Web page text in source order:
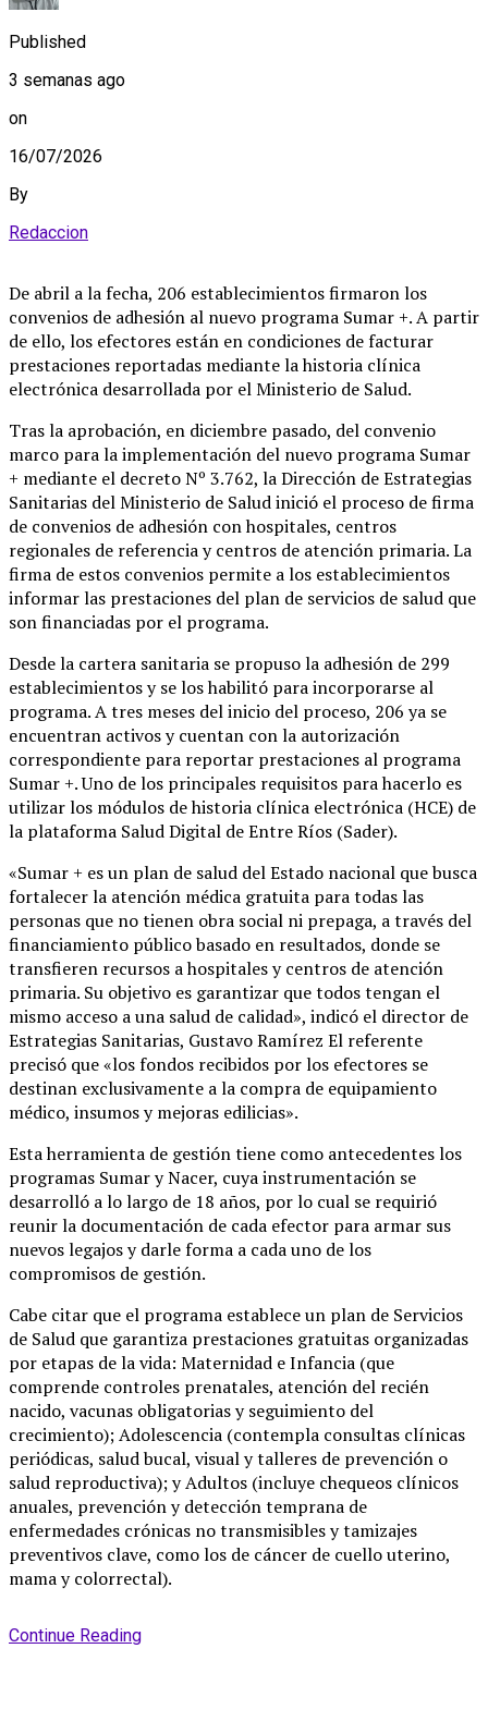
Published
3 semanas ago
on
16/07/2026
By
Redaccion
De abril a la fecha, 206 establecimientos firmaron los
convenios de adhesión al nuevo programa Sumar +. A partir
de ello, los efectores están en condiciones de facturar
prestaciones reportadas mediante la historia clínica
electrónica desarrollada por el Ministerio de Salud.
Tras la aprobación, en diciembre pasado, del convenio
marco para la implementación del nuevo programa Sumar
+ mediante el decreto Nº 3.762, la Dirección de Estrategias
Sanitarias del Ministerio de Salud inició el proceso de firma
de convenios de adhesión con hospitales, centros
regionales de referencia y centros de atención primaria. La
firma de estos convenios permite a los establecimientos
informar las prestaciones del plan de servicios de salud que
son financiadas por el programa.
Desde la cartera sanitaria se propuso la adhesión de 299
establecimientos y se los habilitó para incorporarse al
programa. A tres meses del inicio del proceso, 206 ya se
encuentran activos y cuentan con la autorización
correspondiente para reportar prestaciones al programa
Sumar +. Uno de los principales requisitos para hacerlo es
utilizar los módulos de historia clínica electrónica (HCE) de
la plataforma Salud Digital de Entre Ríos (Sader).
«Sumar + es un plan de salud del Estado nacional que busca
fortalecer la atención médica gratuita para todas las
personas que no tienen obra social ni prepaga, a través del
financiamiento público basado en resultados, donde se
transfieren recursos a hospitales y centros de atención
primaria. Su objetivo es garantizar que todos tengan el
mismo acceso a una salud de calidad», indicó el director de
Estrategias Sanitarias, Gustavo Ramírez El referente
precisó que «los fondos recibidos por los efectores se
destinan exclusivamente a la compra de equipamiento
médico, insumos y mejoras edilicias».
Esta herramienta de gestión tiene como antecedentes los
programas Sumar y Nacer, cuya instrumentación se
desarrolló a lo largo de 18 años, por lo cual se requirió
reunir la documentación de cada efector para armar sus
nuevos legajos y darle forma a cada uno de los
compromisos de gestión.
Cabe citar que el programa establece un plan de Servicios
de Salud que garantiza prestaciones gratuitas organizadas
por etapas de la vida: Maternidad e Infancia (que
comprende controles prenatales, atención del recién
nacido, vacunas obligatorias y seguimiento del
crecimiento); Adolescencia (contempla consultas clínicas
periódicas, salud bucal, visual y talleres de prevención o
salud reproductiva); y Adultos (incluye chequeos clínicos
anuales, prevención y detección temprana de
enfermedades crónicas no transmisibles y tamizajes
preventivos clave, como los de cáncer de cuello uterino,
mama y colorrectal).
Continue Reading